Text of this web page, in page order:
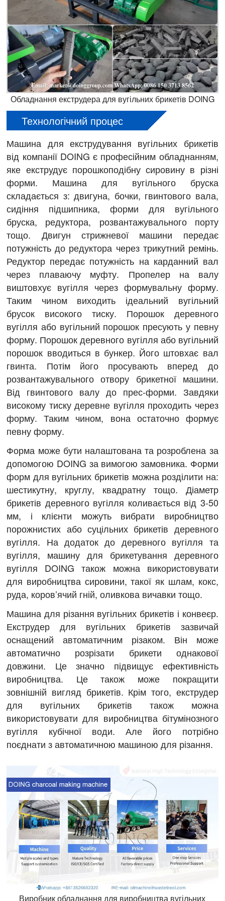
Обладнання екструдера для вугільних брикетів DOING
Технологічний процес
Машина для екструдування вугільних брикетів
від компанії DOING є професійним обладнанням,
яке екструдує порошкоподібну сировину в різні
форми. Машина для вугільного бруска
складається з: двигуна, бочки, гвинтового вала,
сидіння підшипника, форми для вугільного
бруска, редуктора, розвантажувального порту
тощо. Двигун стрижневої машини передає
потужність до редуктора через трикутний ремінь.
Редуктор передає потужність на карданний вал
через плаваючу муфту. Пропелер на валу
виштовхує вугілля через формувальну форму.
Таким чином виходить ідеальний вугільний
брусок високого тиску. Порошок деревного
вугілля або вугільний порошок пресують у певну
форму. Порошок деревного вугілля або вугільний
порошок вводиться в бункер. Його штовхає вал
гвинта. Потім його просувають вперед до
розвантажувального отвору брикетної машини.
Від гвинтового валу до прес-форми. Завдяки
високому тиску деревне вугілля проходить через
форму. Таким чином, вона остаточно формує
певну форму.
Форма може бути налаштована та розроблена за
допомогою DOING за вимогою замовника. Форми
форм для вугільних брикетів можна розділити на:
шестикутну, круглу, квадратну тощо. Діаметр
брикетів деревного вугілля коливається від 3-50
мм, і клієнти можуть вибрати виробництво
порожнистих або суцільних брикетів деревного
вугілля. На додаток до деревного вугілля та
вугілля, машину для брикетування деревного
вугілля DOING також можна використовувати
для виробництва сировини, такої як шлам, кокс,
руда, коров’ячий гній, оливкова вичавки тощо.
Машина для різання вугільних брикетів і конвеєр.
Екструдер для вугільних брикетів зазвичай
оснащений автоматичним різаком. Він може
автоматично розрізати брикети однакової
довжини. Це значно підвищує ефективність
виробництва. Це також може покращити
зовнішній вигляд брикетів. Крім того, екструдер
для вугільних брикетів також можна
використовувати для виробництва бітумінозного
вугілля кубічної води. Але його потрібно
поєднати з автоматичною машиною для різання.
Виробник обладнання для виробництва вугільних